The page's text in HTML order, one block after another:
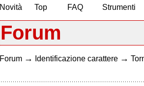
Novità
Top
FAQ
Strumenti
Forum
Forum → Identificazione carattere →